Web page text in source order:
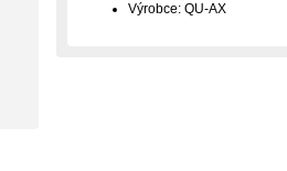
Výrobce: QU-AX